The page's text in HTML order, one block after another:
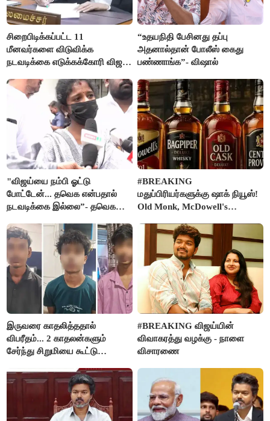
சிறைபிடிக்கப்பட்ட 11
மீனவர்களை விடுவிக்க
நடவடிக்கை எடுக்கக்கோரி விஜய்
“உதயநிதி பேசினது தப்பு
அதனால்தான் போலீஸ் கைது
பண்ணாங்க”- விஷால்
"விஜய்யை நம்பி ஓட்டு
போட்டேன்... தவெக என்பதால்
நடவடிக்கை இல்லை”- தவெக
கதறல்
#BREAKING
மதுப்பிரியர்களுக்கு ஷாக் நியூஸ்!
Old Monk, McDowell's
FSSAI தடை
இருவரை காதலித்ததால்
விபரீதம்... 2 காதலன்களும்
சேர்ந்து சிறுமியை கூட்டு
செய்த கொடூரம்
#BREAKING விஜய்யின்
விவாகரத்து வழக்கு - நாளை
விசாரணை